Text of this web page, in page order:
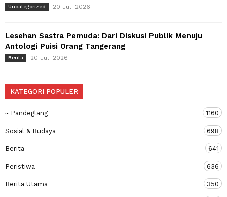
Uncategorized 20 Juli 2026
Lesehan Sastra Pemuda: Dari Diskusi Publik Menuju
Antologi Puisi Orang Tangerang
Berita 20 Juli 2026
KATEGORI POPULER
~ Pandeglang 1160
Sosial & Budaya 698
Berita 641
Peristiwa 636
Berita Utama 350